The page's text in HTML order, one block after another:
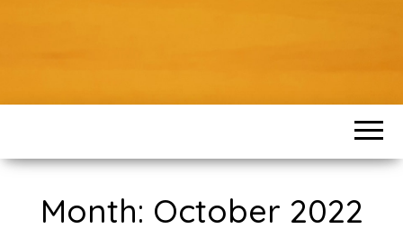
Month: October 2022